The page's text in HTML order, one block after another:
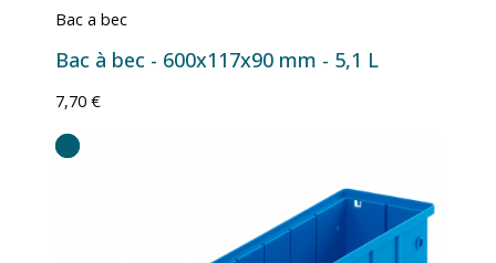
Bac a bec
Bac à bec - 600x117x90 mm - 5,1 L
7,70 €